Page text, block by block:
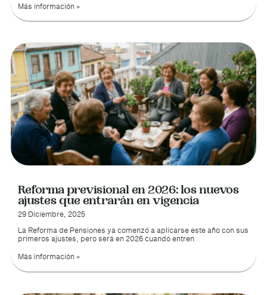
Más información »
Reforma previsional en 2026: los nuevos
ajustes que entrarán en vigencia
29 Diciembre, 2025
La Reforma de Pensiones ya comenzó a aplicarse este año con sus
primeros ajustes, pero será en 2026 cuando entren
Más información »